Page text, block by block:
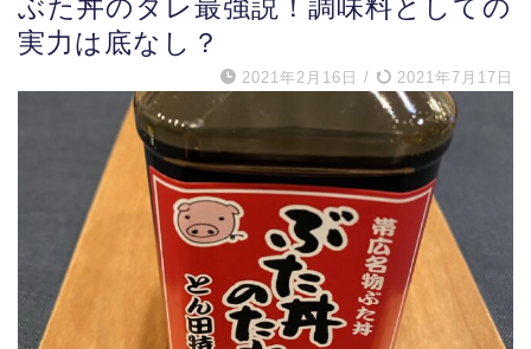
ぶた丼のタレ最強説！調味料としての
実力は底なし？
2021年2月16日 / 2021年7月17日